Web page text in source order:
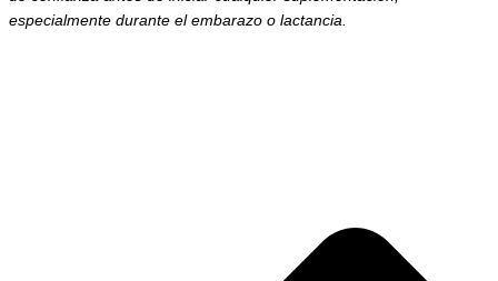
especialmente durante el embarazo o lactancia.